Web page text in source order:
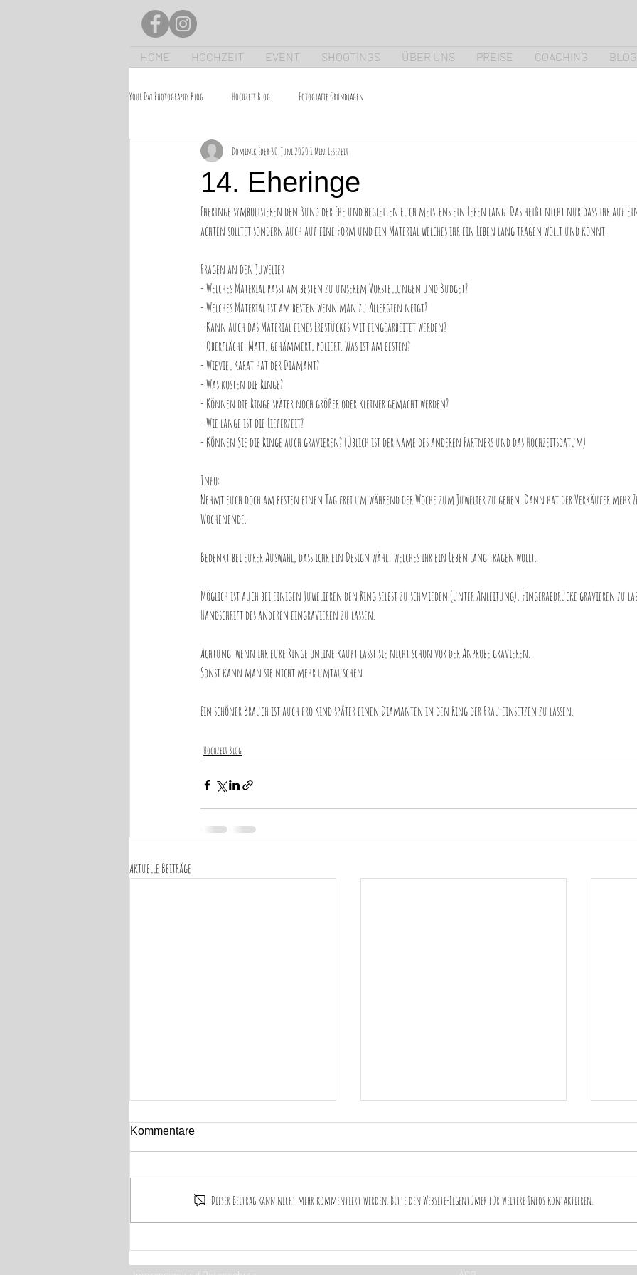
HOME HOCHZEIT EVENT SHOOTINGS ÜBER UNS PREISE COACHING BLOG
Your Day Photography Blog Hochzeit Blog Fotografie Grundlagen
14. Eheringe
Dominik Eder30. Juni 20201 Min. Lesezeit
Eheringe symbolisieren den Bund der Ehe und begleiten euch meistens ein Leben lang. Das heißt nicht nur dass ihr auf
achten solltet sondern auch auf eine Form und ein Material welches ihr ein Leben lang tragen wollt und könnt.
Fragen an den Juwelier
- Welches Material passt am besten zu unserem Vorstellungen und Budget?
- Welches Material ist am besten wenn man zu Allergien neigt?
- Kann auch das Material eines Erbstückes mit eingearbeitet werden?
- Oberfläche: Matt, gehämmert, poliert. Was ist am besten?
- Wieviel Karat hat der Diamant?
- Was kosten die Ringe?
- Können die Ringe später noch größer oder kleiner gemacht werden?
- Wie lange ist die Lieferzeit?
- Können Sie die Ringe auch gravieren? (Üblich ist der Name des anderen Partners und das Hochzeitsdatum)
Info:
Nehmt euch doch am besten einen Tag frei um während der Woche zum Juwelier zu gehen. Dann hat der Verkäufer mehr
Wochenende.
Bedenkt bei eurer Auswahl, dass ichr ein Design wählt welches ihr ein Leben lang tragen wollt.
Möglich ist auch bei einigen Juwelieren den Ring selbst zu schmieden (unter Anleitung), Fingerabdrücke gravieren zu
Handschrift des anderen eingravieren zu lassen.
Achtung: wenn ihr eure Ringe online kauft lasst sie nicht schon vor der Anprobe gravieren.
Sonst kann man sie nicht mehr umtauschen.
Ein schöner Brauch ist auch pro Kind später einen Diamanten in den Ring der Frau einsetzen zu lassen.
Hochzeit Blog
Aktuelle Beiträge
Hochzeitsfotos
erledigen
Kommentare
Dieser Beitrag kann nicht mehr kommentiert werden. Bitte den Website-Eigentümer für weitere Infos kontaktieren.